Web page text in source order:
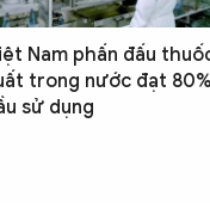
Nam phấn đấu
trong nước đạt
sử dụng